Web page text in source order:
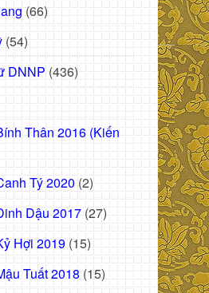
(66)
(54)
DNNP (436)
Thân 2016 (Kiến
Tý 2020 (2)
Dậu 2017 (27)
Hợi 2019 (15)
Tuất 2018 (15)